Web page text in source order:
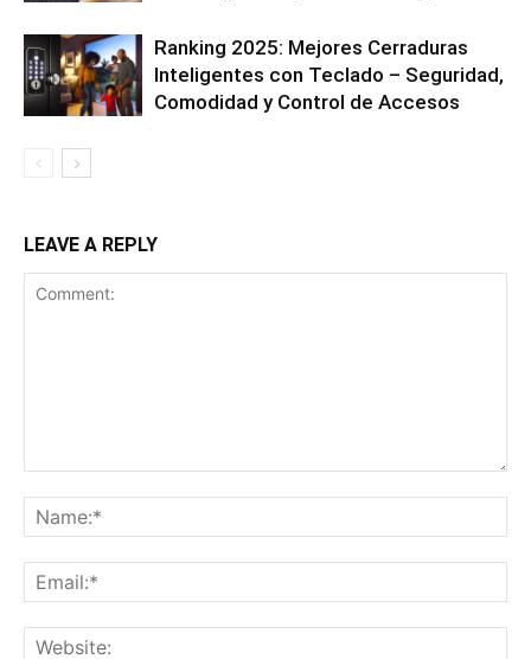
Ranking 2025: Mejores Cerraduras
Inteligentes con Teclado – Seguridad,
Comodidad y Control de Accesos
LEAVE A REPLY